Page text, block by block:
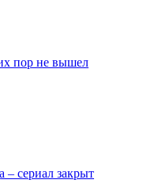
пор не вышел
– сериал закрыт